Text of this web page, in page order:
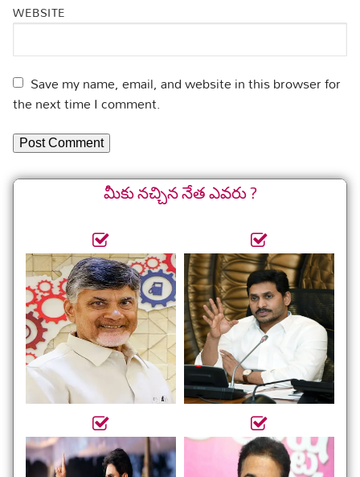
WEBSITE
Save my name, email, and website in this browser for
the next time I comment.
మీకు నచ్చిన నేత ఎవరు ?